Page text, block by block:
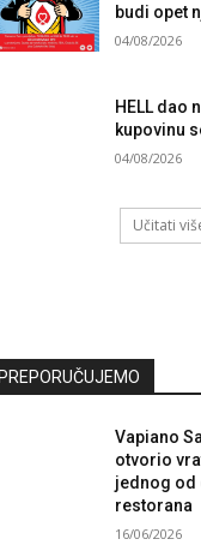
budi opet
04/08/2026
HELL dao
kupovinu
04/08/2026
Učitati
PREPORUČUJEMO
Vapiano
otvorio
jednog od
restorana
16/06/2026